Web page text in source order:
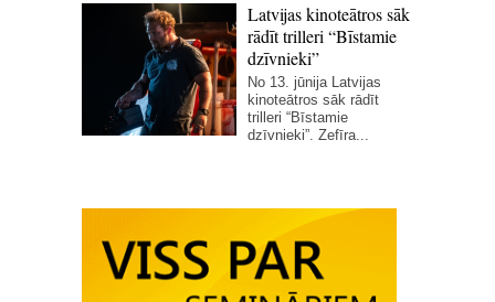
Latvijas kinoteātros sāk
rādīt trilleri “Bīstamie
dzīvnieki”
No 13. jūnija Latvijas
kinoteātros sāk rādīt
trilleri “Bīstamie
dzīvnieki”. Zefīra...